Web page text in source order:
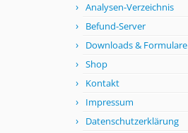
Analysen-Verzeichnis
Befund-Server
Downloads & Formulare
Shop
Kontakt
Impressum
Datenschutzerklärung